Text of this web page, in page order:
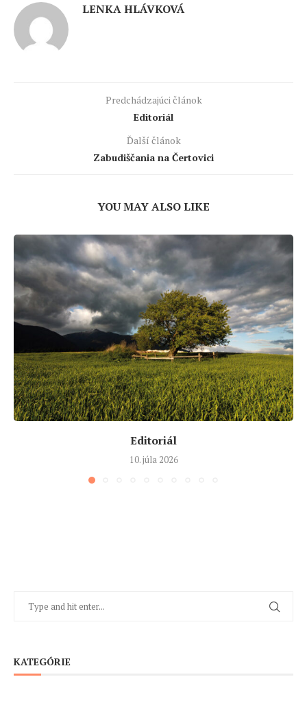
LENKA HLÁVKOVÁ
Predchádzajúci článok
Editoriál
Ďalší článok
Zabudiščania na Čertovici
YOU MAY ALSO LIKE
Editoriál
10. júla 2026
KATEGÓRIE